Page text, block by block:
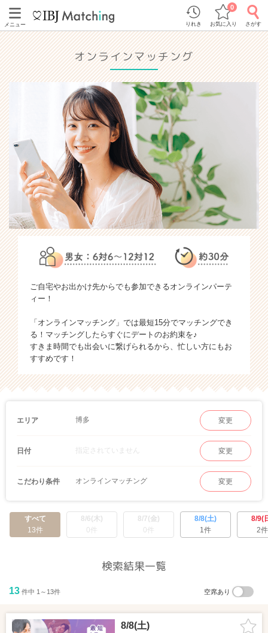
メニュー りれき お気に入り
0
さがす
オンラインマッチング
ご自宅やお出かけ先からでも参加できるオンラインパーテ
ィー！
「オンラインマッチング」では最短15分でマッチングでき
る！マッチングしたらすぐにデートのお約束を♪
すきま時間でも出会いに繋げられるから、忙しい方にもお
すすめです！
エリア 博多 変更
日付 指定されていません 変更
こだわり条件 オンラインマッチング 変更
すべて
13件
8/6(木)
0件
8/7(金)
0件
8/8(土)
1件
8/9(
2件
検索結果一覧
13 件中 1～13件 空席あり
8/8(土)